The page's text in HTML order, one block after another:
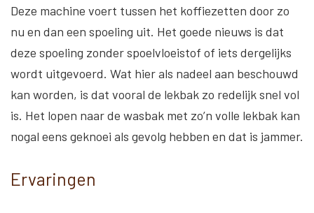
Deze machine voert tussen het koffiezetten door zo
nu en dan een spoeling uit. Het goede nieuws is dat
deze spoeling zonder spoelvloeistof of iets dergelijks
wordt uitgevoerd. Wat hier als nadeel aan beschouwd
kan worden, is dat vooral de lekbak zo redelijk snel vol
is. Het lopen naar de wasbak met zo’n volle lekbak kan
nogal eens geknoei als gevolg hebben en dat is jammer.
Ervaringen